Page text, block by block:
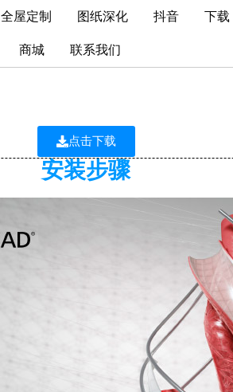
全屋定制 图纸深化 抖音 下载
商城
联系我们
点击下载
安装步骤